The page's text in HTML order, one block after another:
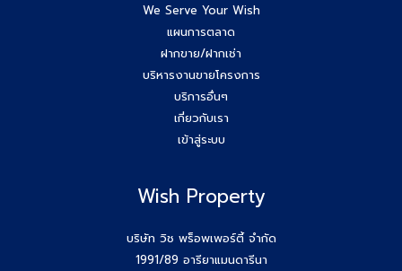
Agent Wish ปิดการขายสำเร็จค่ะ!! คุณอรพรรณ (โบว์) 084-
ยกระดับสกิล Agent wish วันนี้สัมมนาทีม Wish Property
ขอบคุณกสิกรที่เข้าร่วมเป็นพันธมิตรของบริษัท #Wishproperty
สัมมนาสมาชิก Wish วันพุธที่ 26 พ.ย.68
Agent Wish ปิดการขายสำเร็จค่ะ!! คุณเอกรักษ์ (หนุ่ม) 064-
We Serve Your Wish
แผนการตลาด
ฝากขาย/ฝากเช่า
บริหารงานขายโครงการ
บริการอื่นๆ
เกี่ยวกับเรา
เข้าสู่ระบบ
Wish Property
บริษัท วิช พร็อพเพอร์ตี้ จำกัด
1991/89 อารียาแมนดารีนา